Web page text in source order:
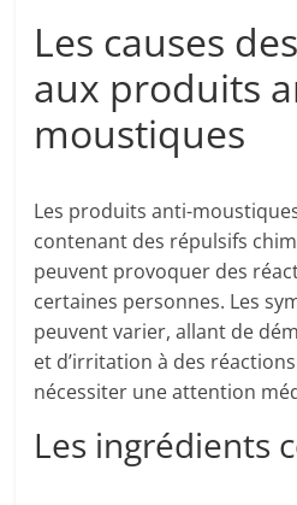
Les causes
aux produits
moustiques
Les produits anti-
contenant des répulsifs
peuvent provoquer des
certaines personnes. Les
peuvent varier, allant de
et d’irritation à des
nécessiter une attention
Les ingrédients